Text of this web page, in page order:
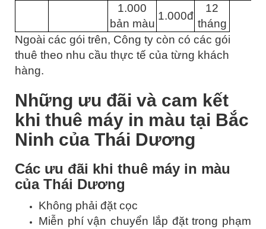
1.000
bản màu
1.000đ
12
tháng
Ngoài các gói trên, Công ty còn có các gói
thuê theo nhu cầu thực tế của từng khách
hàng.
Những ưu đãi và cam kết
khi thuê máy in màu tại Bắc
Ninh của Thái Dương
Các ưu đãi khi thuê máy in màu
của Thái Dương
Không phải đặt cọc
Miễn phí vận chuyển lắp đặt trong phạm